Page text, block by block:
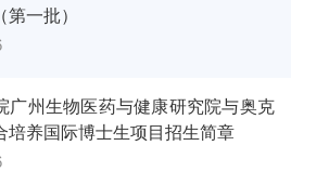
一批）
广州生物医药与健康研究院与奥克
培养国际博士生项目招生简章